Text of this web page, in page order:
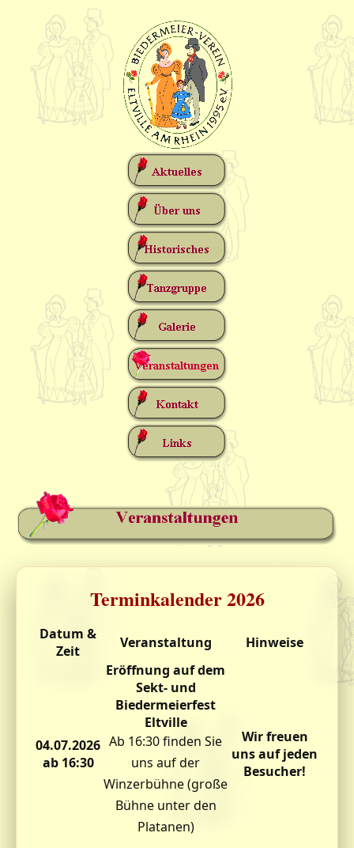
Terminkalender 2026
Datum &
Zeit
Veranstaltung Hinweise
04.07.2026
ab 16:30
Eröffnung auf dem
Sekt- und
Biedermeierfest
Eltville
Ab 16:30 finden Sie
uns auf der
Winzerbühne (große
Bühne unter den
Platanen)
Wir freuen
uns auf jeden
Besucher!